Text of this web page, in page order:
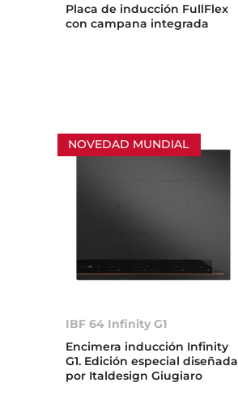
Placa de inducción FullFlex
con campana integrada
NOVEDAD MUNDIAL
IBF 64 Infinity G1
Encimera inducción Infinity
G1. Edición especial diseñada
por Italdesign Giugiaro